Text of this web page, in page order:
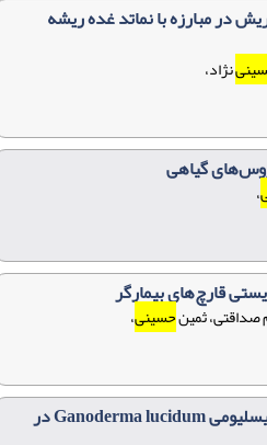
در مبارزه با نماتد غده ریشه
نژاد،
گیاهی
قارچ‌های بیمارگر
ثمینحسینی،
روش بهینه تولید زیست توده میسلیومی Ganoderma lucidum در